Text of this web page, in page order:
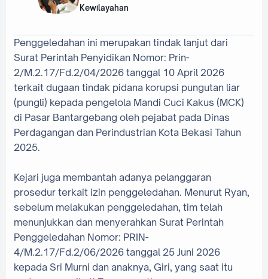
Kewilayahan
‎Penggeledahan ini merupakan tindak lanjut dari
Surat Perintah Penyidikan Nomor: Prin-
2/M.2.17/Fd.2/04/2026 tanggal 10 April 2026
terkait dugaan tindak pidana korupsi pungutan liar
(pungli) kepada pengelola Mandi Cuci Kakus (MCK)
di Pasar Bantargebang oleh pejabat pada Dinas
Perdagangan dan Perindustrian Kota Bekasi Tahun
2025.
‎Kejari juga membantah adanya pelanggaran
prosedur terkait izin penggeledahan. Menurut Ryan,
sebelum melakukan penggeledahan, tim telah
menunjukkan dan menyerahkan Surat Perintah
Penggeledahan Nomor: PRIN-
4/M.2.17/Fd.2/06/2026 tanggal 25 Juni 2026
kepada Sri Murni dan anaknya, Giri, yang saat itu